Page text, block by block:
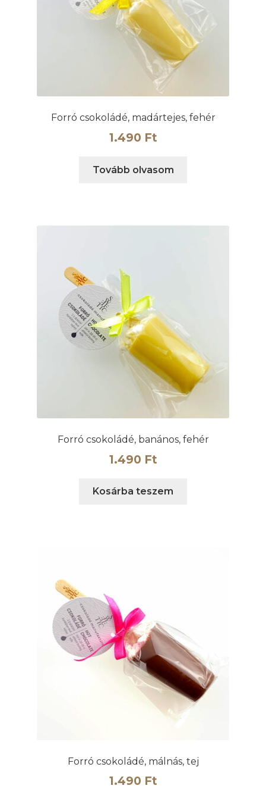
Forró csokoládé, madártejes, fehér
1.490 Ft
Tovább olvasom
Forró csokoládé, banános, fehér
1.490 Ft
Kosárba teszem
Forró csokoládé, málnás, tej
1.490 Ft